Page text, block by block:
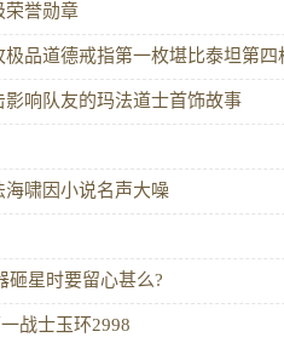
荣誉勋章
品道德戒指第一枚堪比泰坦第四
响队友的玛法道士首饰故事
啸因小说名声大噪
砸星时要留心甚么?
战士玉环2998